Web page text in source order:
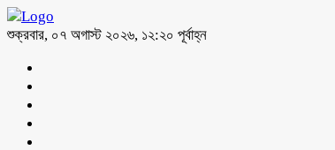
শুক্রবার, ০৭ অগাস্ট ২০২৬, ১২:২০ পূর্বাহ্ন